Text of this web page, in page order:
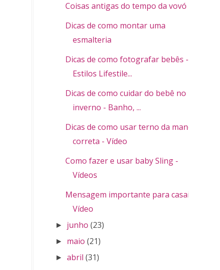
Coisas antigas do tempo da vovó
Dicas de como montar uma
esmalteria
Dicas de como fotografar bebês -
Estilos Lifestile...
Dicas de como cuidar do bebê no
inverno - Banho, ...
Dicas de como usar terno da maneira
correta - Vídeo
Como fazer e usar baby Sling -
Vídeos
Mensagem importante para casais -
Vídeo
► junho (23)
► maio (21)
►abril (31)